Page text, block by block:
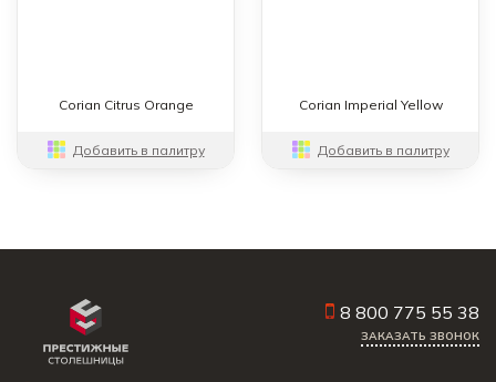
Corian Citrus Orange
Добавить в палитру
Corian Imperial Yellow
Добавить в палитру
8 800 775 55 38
ЗАКАЗАТЬ ЗВОНОК